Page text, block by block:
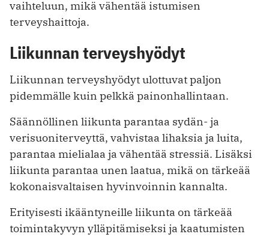
vaihteluun, mikä vähentää istumisen
terveyshaittoja.
Liikunnan terveyshyödyt
Liikunnan terveyshyödyt ulottuvat paljon
pidemmälle kuin pelkkä painonhallintaan.
Säännöllinen liikunta parantaa sydän- ja
verisuoniterveyttä, vahvistaa lihaksia ja luita,
parantaa mielialaa ja vähentää stressiä. Lisäksi
liikunta parantaa unen laatua, mikä on tärkeää
kokonaisvaltaisen hyvinvoinnin kannalta.
Erityisesti ikääntyneille liikunta on tärkeää
toimintakyvyn ylläpitämiseksi ja kaatumisten